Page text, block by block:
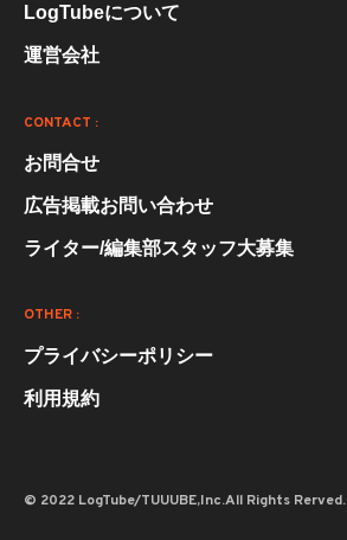
LogTubeについて
運営会社
CONTACT :
お問合せ
広告掲載お問い合わせ
ライター/編集部スタッフ大募集
OTHER :
プライバシーポリシー
利用規約
© 2022 LogTube/TUUUBE,Inc.All Rights Rerved.